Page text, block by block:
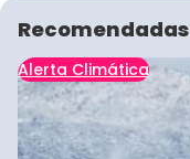
Recomendadas
Alerta Climática